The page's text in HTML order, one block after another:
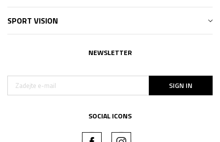
SPORT VISION
NEWSLETTER
SIGN IN
SOCIAL ICONS